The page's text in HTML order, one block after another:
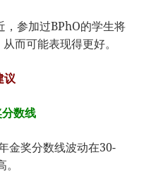
，参加过BPhO的学生将
而可能表现得更好。
议
数线
金奖分数线波动在30-